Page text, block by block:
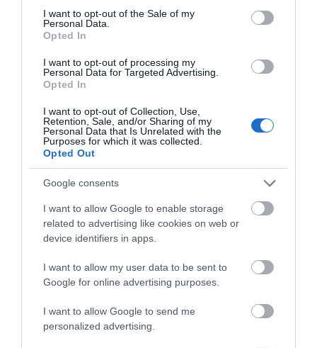
consent section.
I want to opt-out of the Sale of my
Personal Data.
Opted In
I want to opt-out of processing my
Personal Data for Targeted Advertising.
Opted In
I want to opt-out of Collection, Use,
Retention, Sale, and/or Sharing of my
Personal Data that Is Unrelated with the
Purposes for which it was collected.
Opted Out
Google consents
I want to allow Google to enable storage
related to advertising like cookies on web or
device identifiers in apps.
I want to allow my user data to be sent to
Google for online advertising purposes.
I want to allow Google to send me
personalized advertising.
Επικοινωνία
Προγράμματα Επιχειρήσεων-
Αθήνα
Λεωφ. Πειραιώς 112